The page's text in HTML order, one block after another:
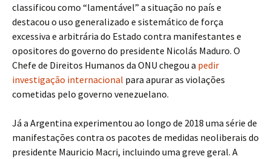
classificou como “lamentável” a situação no país e
destacou o uso generalizado e sistemático de força
excessiva e arbitrária do Estado contra manifestantes e
opositores do governo do presidente Nicolás Maduro. O
Chefe de Direitos Humanos da ONU chegou a pedir
investigação internacional para apurar as violações
cometidas pelo governo venezuelano.
Já a Argentina experimentou ao longo de 2018 uma série de
manifestações contra os pacotes de medidas neoliberais do
presidente Mauricio Macri, incluindo uma greve geral. A